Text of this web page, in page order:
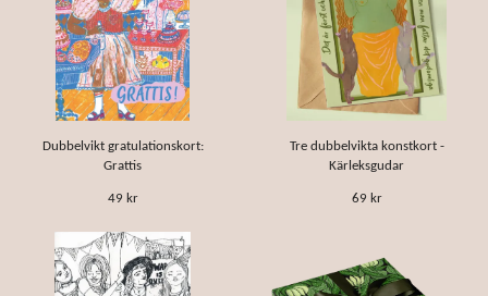
Dubbelvikt gratulationskort:
Grattis
49 kr
Tre dubbelvikta konstkort -
Kärleksgudar
69 kr